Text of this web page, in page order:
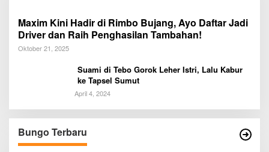
Maxim Kini Hadir di Rimbo Bujang, Ayo Daftar Jadi
Driver dan Raih Penghasilan Tambahan!
Oktober 21, 2025
Suami di Tebo Gorok Leher Istri, Lalu Kabur
ke Tapsel Sumut
April 4, 2024
Bungo Terbaru